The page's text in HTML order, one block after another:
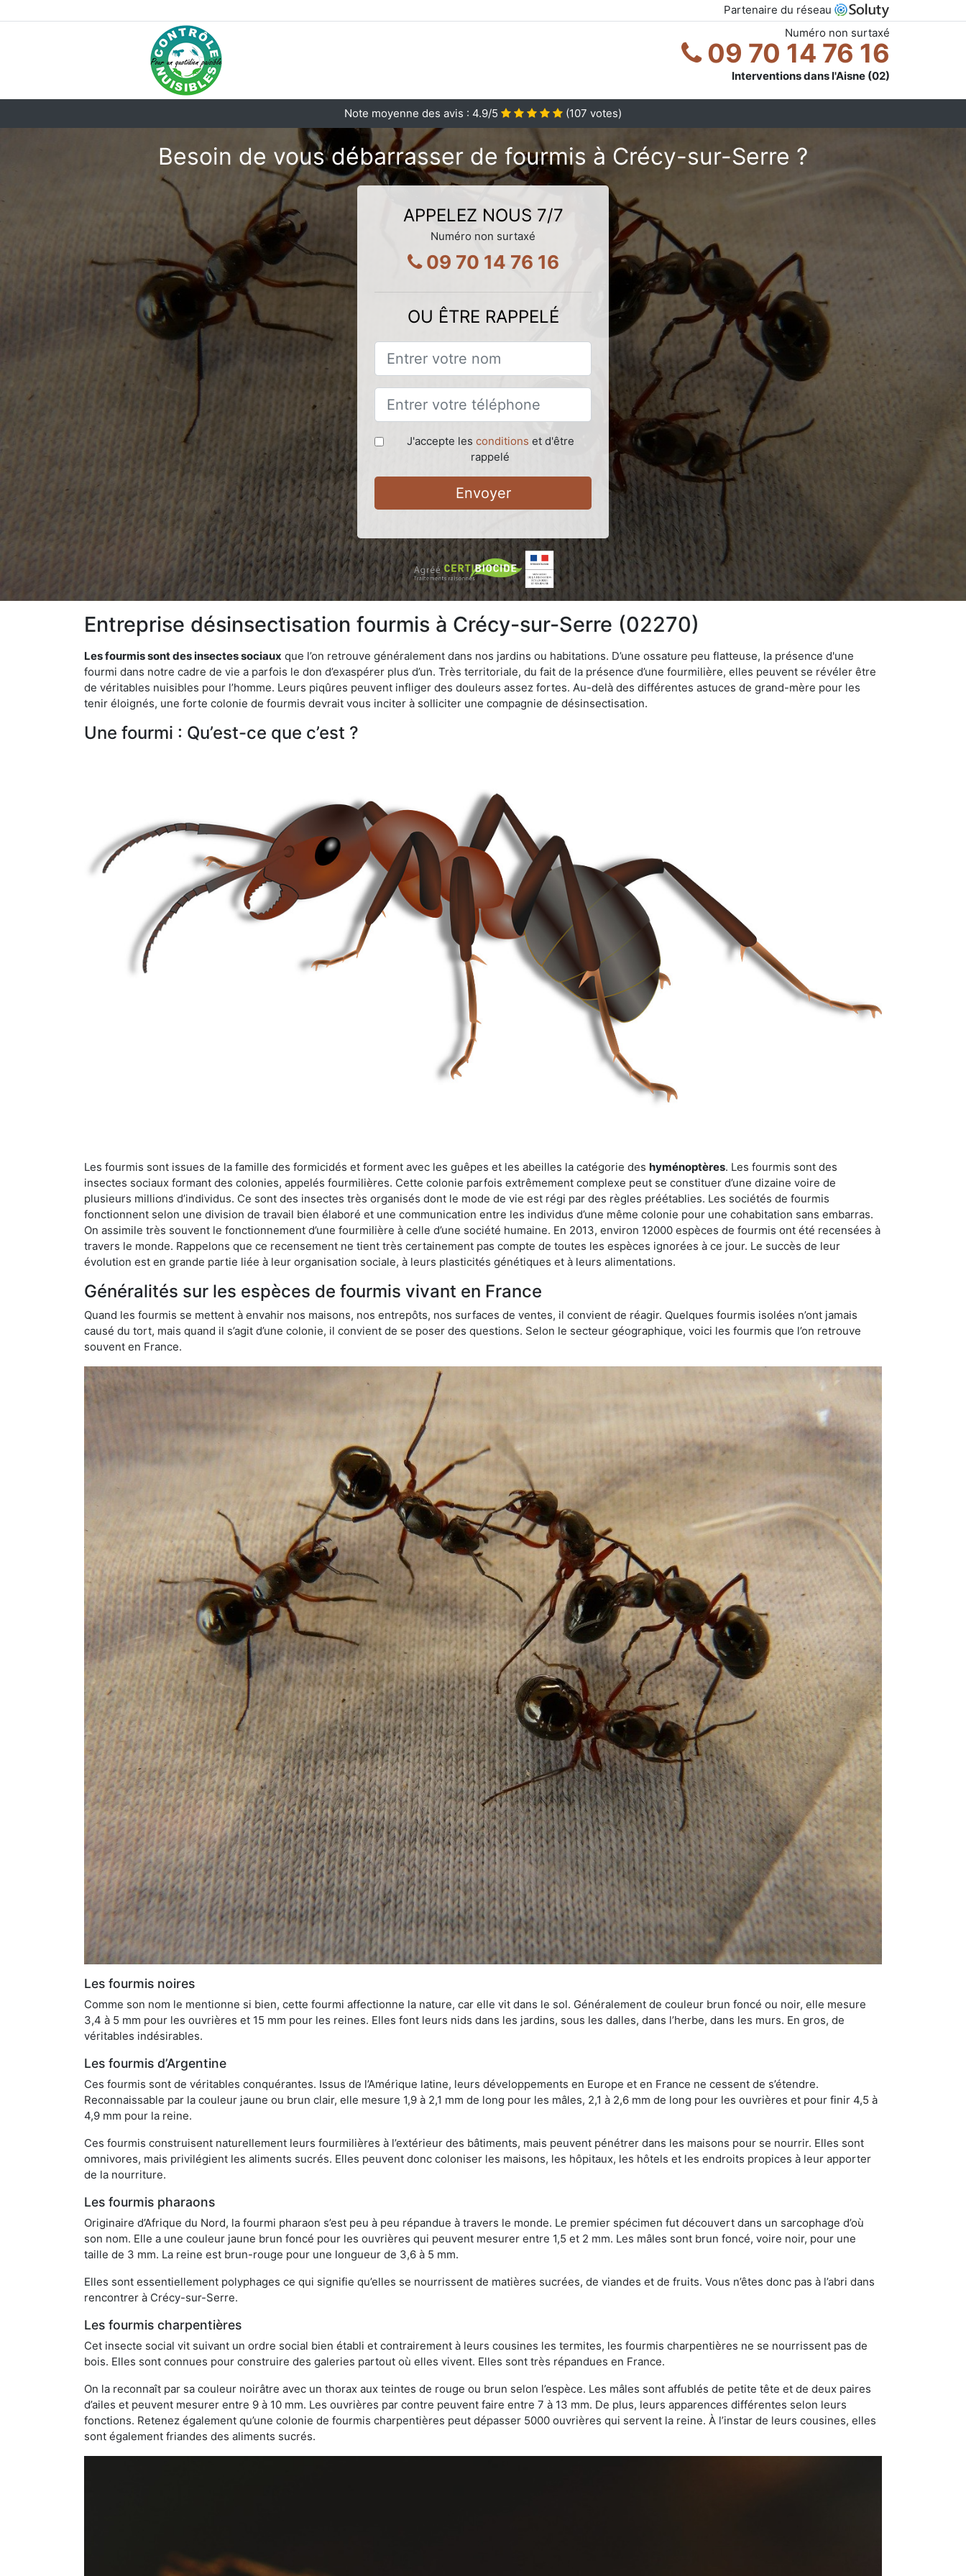
Partenaire du réseau
Numéro non surtaxé
09 70 14 76 16
Interventions dans l'Aisne (02)
Note moyenne des avis : 4.9/5 (107 votes)
Besoin de vous débarrasser de fourmis à Crécy-sur-Serre ?
APPELEZ NOUS 7/7
Numéro non surtaxé
09 70 14 76 16
OU ÊTRE RAPPELÉ
J'accepte les conditions et d'être
rappelé
Envoyer
Entreprise désinsectisation fourmis à Crécy-sur-Serre (02270)
Les fourmis sont des insectes sociaux que l’on retrouve généralement dans nos jardins ou habitations. D’une ossature peu flatteuse, la présence d'une
fourmi dans notre cadre de vie a parfois le don d’exaspérer plus d’un. Très territoriale, du fait de la présence d’une fourmilière, elles peuvent se révéler être
de véritables nuisibles pour l’homme. Leurs piqûres peuvent infliger des douleurs assez fortes. Au-delà des différentes astuces de grand-mère pour les
tenir éloignés, une forte colonie de fourmis devrait vous inciter à solliciter une compagnie de désinsectisation.
Une fourmi : Qu’est-ce que c’est ?
Les fourmis sont issues de la famille des formicidés et forment avec les guêpes et les abeilles la catégorie des hyménoptères. Les fourmis sont des
insectes sociaux formant des colonies, appelés fourmilières. Cette colonie parfois extrêmement complexe peut se constituer d’une dizaine voire de
plusieurs millions d’individus. Ce sont des insectes très organisés dont le mode de vie est régi par des règles préétablies. Les sociétés de fourmis
fonctionnent selon une division de travail bien élaboré et une communication entre les individus d’une même colonie pour une cohabitation sans embarras.
On assimile très souvent le fonctionnement d’une fourmilière à celle d’une société humaine. En 2013, environ 12000 espèces de fourmis ont été recensées à
travers le monde. Rappelons que ce recensement ne tient très certainement pas compte de toutes les espèces ignorées à ce jour. Le succès de leur
évolution est en grande partie liée à leur organisation sociale, à leurs plasticités génétiques et à leurs alimentations.
Généralités sur les espèces de fourmis vivant en France
Quand les fourmis se mettent à envahir nos maisons, nos entrepôts, nos surfaces de ventes, il convient de réagir. Quelques fourmis isolées n’ont jamais
causé du tort, mais quand il s’agit d’une colonie, il convient de se poser des questions. Selon le secteur géographique, voici les fourmis que l’on retrouve
souvent en France.
Les fourmis noires
Comme son nom le mentionne si bien, cette fourmi affectionne la nature, car elle vit dans le sol. Généralement de couleur brun foncé ou noir, elle mesure
3,4 à 5 mm pour les ouvrières et 15 mm pour les reines. Elles font leurs nids dans les jardins, sous les dalles, dans l’herbe, dans les murs. En gros, de
véritables indésirables.
Les fourmis d’Argentine
Ces fourmis sont de véritables conquérantes. Issus de l’Amérique latine, leurs développements en Europe et en France ne cessent de s’étendre.
Reconnaissable par la couleur jaune ou brun clair, elle mesure 1,9 à 2,1 mm de long pour les mâles, 2,1 à 2,6 mm de long pour les ouvrières et pour finir 4,5 à
4,9 mm pour la reine.
Ces fourmis construisent naturellement leurs fourmilières à l’extérieur des bâtiments, mais peuvent pénétrer dans les maisons pour se nourrir. Elles sont
omnivores, mais privilégient les aliments sucrés. Elles peuvent donc coloniser les maisons, les hôpitaux, les hôtels et les endroits propices à leur apporter
de la nourriture.
Les fourmis pharaons
Originaire d’Afrique du Nord, la fourmi pharaon s’est peu à peu répandue à travers le monde. Le premier spécimen fut découvert dans un sarcophage d’où
son nom. Elle a une couleur jaune brun foncé pour les ouvrières qui peuvent mesurer entre 1,5 et 2 mm. Les mâles sont brun foncé, voire noir, pour une
taille de 3 mm. La reine est brun-rouge pour une longueur de 3,6 à 5 mm.
Elles sont essentiellement polyphages ce qui signifie qu’elles se nourrissent de matières sucrées, de viandes et de fruits. Vous n’êtes donc pas à l’abri dans
rencontrer à Crécy-sur-Serre.
Les fourmis charpentières
Cet insecte social vit suivant un ordre social bien établi et contrairement à leurs cousines les termites, les fourmis charpentières ne se nourrissent pas de
bois. Elles sont connues pour construire des galeries partout où elles vivent. Elles sont très répandues en France.
On la reconnaît par sa couleur noirâtre avec un thorax aux teintes de rouge ou brun selon l’espèce. Les mâles sont affublés de petite tête et de deux paires
d’ailes et peuvent mesurer entre 9 à 10 mm. Les ouvrières par contre peuvent faire entre 7 à 13 mm. De plus, leurs apparences différentes selon leurs
fonctions. Retenez également qu’une colonie de fourmis charpentières peut dépasser 5000 ouvrières qui servent la reine. À l’instar de leurs cousines, elles
sont également friandes des aliments sucrés.